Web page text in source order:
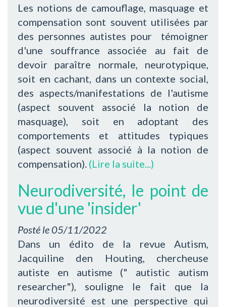
Les notions de camouflage, masquage et
compensation sont souvent utilisées par
des personnes autistes pour témoigner
d'une souffrance associée au fait de
devoir paraître normale, neurotypique,
soit en cachant, dans un contexte social,
des aspects/manifestations de l'autisme
(aspect souvent associé la notion de
masquage), soit en adoptant des
comportements et attitudes typiques
(aspect souvent associé à la notion de
compensation). (Lire la suite...)
Neurodiversité, le point de
vue d'une 'insider'
Posté le05/11/2022
Dans un édito de la revue Autism,
Jacquiline den Houting, chercheuse
autiste en autisme (" autistic autism
researcher"), souligne le fait que la
neurodiversité est une perspective qui